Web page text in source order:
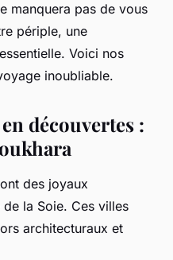
manquera pas de vous
périple, une
Voici nos
inoubliable.
découvertes :
des joyaux
la Soie. Ces villes
architecturaux et